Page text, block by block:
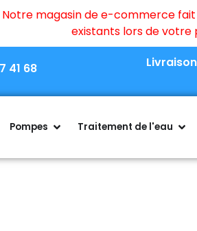
Notre magasin de e-commerce fait
existants lors de votre
41 68
Pompes Traitement de l'eau